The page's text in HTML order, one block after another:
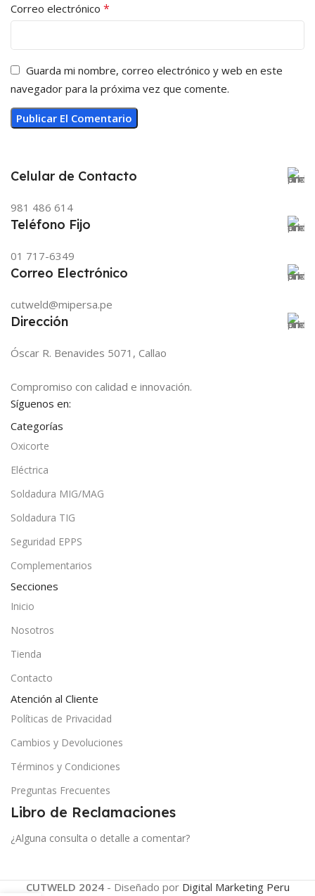
Correo electrónico *
Guarda mi nombre, correo electrónico y web en este
navegador para la próxima vez que comente.
Celular de Contacto
981 486 614
Teléfono Fijo
01 717-6349
Correo Electrónico
cutweld@mipersa.pe
Dirección
Óscar R. Benavides 5071, Callao
Compromiso con calidad e innovación.
Síguenos en:
Categorías
Oxicorte
Eléctrica
Soldadura MIG/MAG
Soldadura TIG
Seguridad EPPS
Complementarios
Secciones
Inicio
Nosotros
Tienda
Contacto
Atención al Cliente
Políticas de Privacidad
Cambios y Devoluciones
Términos y Condiciones
Preguntas Frecuentes
Libro de Reclamaciones
¿Alguna consulta o detalle a comentar?
CUTWELD 2024- Diseñado por Digital Marketing Peru